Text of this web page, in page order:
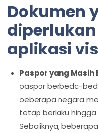
Dokumen
aplikasi
Paspor yang Masih
paspor berbeda-
beberapa negara
tetap berlaku hingga
Sebaliknya,